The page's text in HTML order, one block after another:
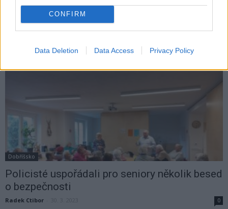
CONFIRM
Data Deletion Data Access Privacy Policy
Názory v rubrice „Váš názor“ se nemusí shodovat s názory redakce.
PŘÍBRAM - Příbramská zastupitelka za Spojence Markéta Škodová na
posledním zasedání zastupitelstva konfrontovala vedení města se...
Dobříšsko
Policisté uspořádali pro seniory několik besed
o bezpečnosti
Radek Ctibor 0